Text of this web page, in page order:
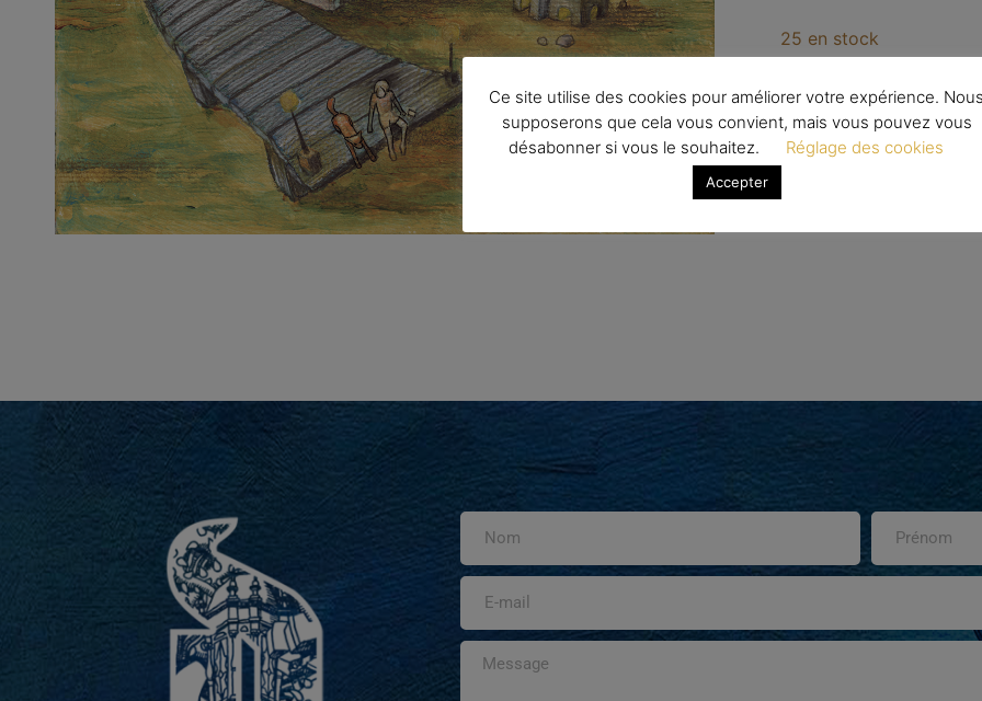
25 en stock
Catégorie :
Ce site utilise des cookies pour améliorer votre expérience. Nous
supposerons que cela vous convient, mais vous pouvez vous
désabonner si vous le souhaitez.
Réglage des cookies
Accepter